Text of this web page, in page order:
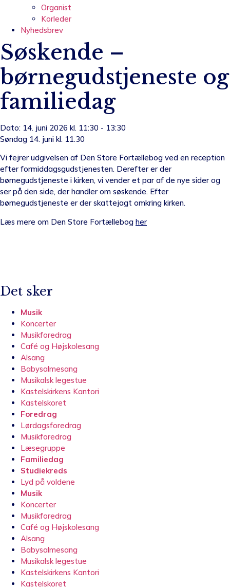
Organist
Korleder
Nyhedsbrev
Søskende –
børnegudstjeneste og
familiedag
Dato: 14. juni 2026 kl. 11:30 - 13:30
Søndag 14. juni kl. 11.30
Vi fejrer udgivelsen af Den Store Fortællebog ved en reception
efter formiddagsgudstjenesten. Derefter er der
børnegudstjeneste i kirken, vi vender et par af de nye sider og
ser på den side, der handler om søskende. Efter
børnegudstjeneste er der skattejagt omkring kirken.
Læs mere om Den Store Fortællebog her
Det sker
Musik
Koncerter
Musikforedrag
Café og Højskolesang
Alsang
Babysalmesang
Musikalsk legestue
Kastelskirkens Kantori
Kastelskoret
Foredrag
Lørdagsforedrag
Musikforedrag
Læsegruppe
Familiedag
Studiekreds
Lyd på voldene
Musik
Koncerter
Musikforedrag
Café og Højskolesang
Alsang
Babysalmesang
Musikalsk legestue
Kastelskirkens Kantori
Kastelskoret